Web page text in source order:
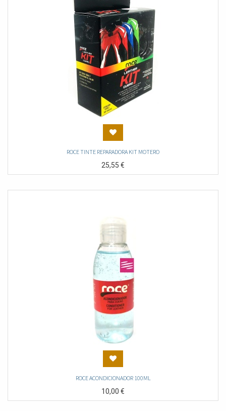
ROCE TINTE REPARADORA KIT MOTERO
25,55€
ROCE ACONDICIONADOR 100ML
10,00€